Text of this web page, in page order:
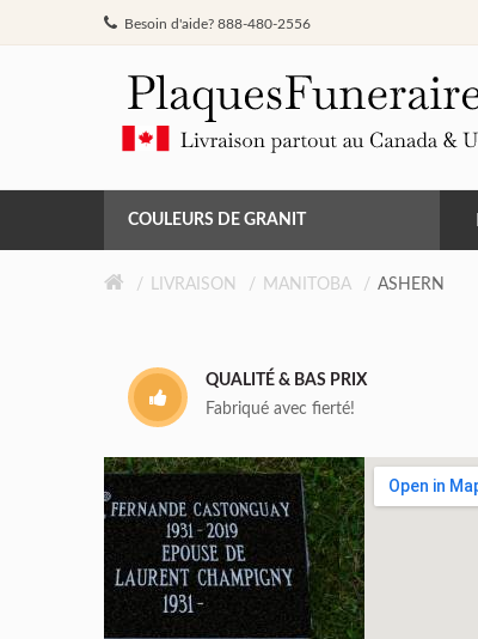
Besoin d'aide? 888-480-2556
COULEURS DE GRANIT
GRIS DE BARRÉ FERRÉ
ROSE MONTAGNE
ROUGE INDIEN
LIVRAISON MANITOBA ASHERN
QUALITÉ & BAS PRIX
Fabriqué avec fierté!